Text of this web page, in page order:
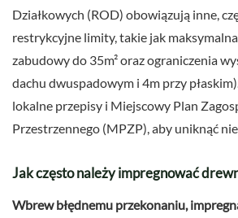
Działkowych (ROD) obowiązują inne,
restrykcyjne limity, takie jak
zabudowy do 35m² oraz ograniczenia
dachu dwuspadowym i 4m przy
lokalne przepisy i Miejscowy Plan
Przestrzennego (MPZP), aby uniknąć
Jak często należy impregnować
Wbrew błędnemu przekonaniu,